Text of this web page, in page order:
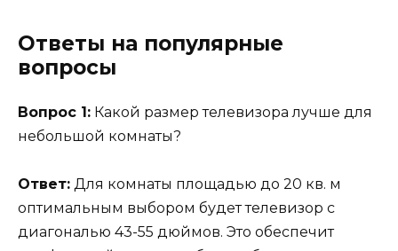
Ответы на популярные
вопросы
Вопрос 1: Какой размер телевизора лучше для
небольшой комнаты?
Ответ: Для комнаты площадью до 20 кв. м
оптимальным выбором будет телевизор с
диагональю 43-55 дюймов. Это обеспечит